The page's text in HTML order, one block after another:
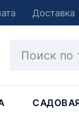
Доставка